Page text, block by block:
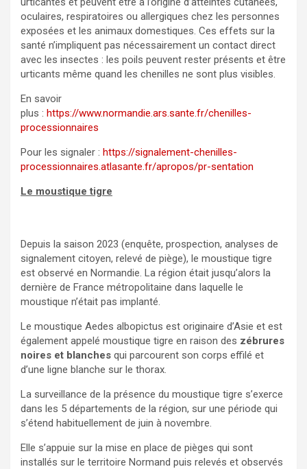
oculaires, respiratoires ou allergiques chez les personnes
exposées et les animaux domestiques. Ces effets sur la
santé n’impliquent pas nécessairement un contact direct
avec les insectes : les poils peuvent rester présents et être
urticants même quand les chenilles ne sont plus visibles.
En savoir
plus : https://www.normandie.ars.sante.fr/chenilles-
processionnaires
Pour les signaler : https://signalement-chenilles-
processionnaires.atlasante.fr/apropos/pr-sentation
Le moustique tigre
Depuis la saison 2023 (enquête, prospection, analyses de
signalement citoyen, relevé de piège), le moustique tigre
est observé en Normandie. La région était jusqu’alors la
dernière de France métropolitaine dans laquelle le
moustique n’était pas implanté.
Le moustique Aedes albopictus est originaire d’Asie et est
également appelé moustique tigre en raison des zébrures
noires et blanches qui parcourent son corps effilé et
d’une ligne blanche sur le thorax.
La surveillance de la présence du moustique tigre s’exerce
dans les 5 départements de la région, sur une période qui
s’étend habituellement de juin à novembre.
Elle s’appuie sur la mise en place de pièges qui sont
installés sur le territoire Normand puis relevés et observés